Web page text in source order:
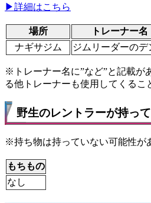
▶詳細はこちら
場所
トレーナー名
ナギサジム
ジムリーダーのデ
※トレーナー名に”など”と記載が
る他トレーナーも使用してくるこ
野生のレントラーが持っ
※持ち物は持っていない可能性が
もちもの
なし